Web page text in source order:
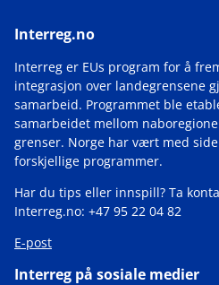
Interreg.no
Interreg er EUs program for å
integrasjon over landegrensene
samarbeid. Programmet ble
samarbeidet mellom
grenser. Norge har vært med
forskjellige programmer.
Har du tips eller innspill? Ta
Interreg.no: +47 95 22 04 82
E-post
Interreg på sosiale medier